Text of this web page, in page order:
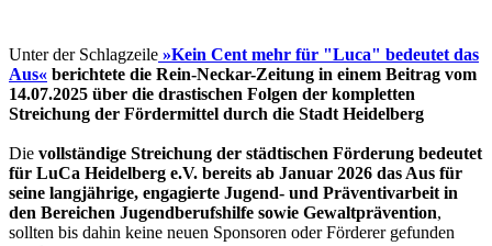
Unter der Schlagzeile »Kein Cent mehr für "Luca" bedeutet das
Aus« berichtete die Rein-Neckar-Zeitung in einem Beitrag vom
14.07.2025 über die drastischen Folgen der kompletten
Streichung der Fördermittel durch die Stadt Heidelberg
Die vollständige Streichung der städtischen Förderung bedeutet
für LuCa Heidelberg e.V. bereits ab Januar 2026 das Aus für
seine langjährige, engagierte Jugend- und Präventivarbeit in
den Bereichen Jugendberufshilfe sowie Gewaltprävention,
sollten bis dahin keine neuen Sponsoren oder Förderer gefunden